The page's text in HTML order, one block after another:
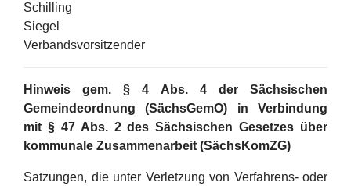
Siegel
Verbandsvorsitzender
Hinweis gem. § 4 Abs. 4 der Sächsischen
Gemeindeordnung (SächsGemO) in Verbindung
mit § 47 Abs. 2 des Sächsischen Gesetzes über
kommunale Zusammenarbeit (SächsKomZG)
Satzungen, die unter Verletzung von Verfahrens- oder